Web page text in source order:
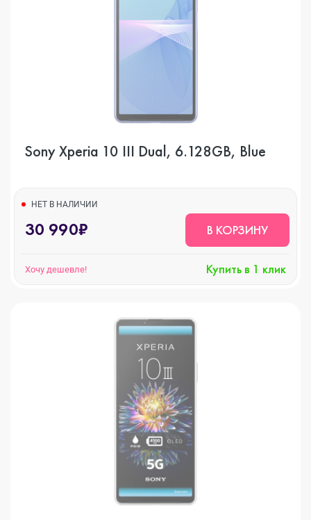
Sony Xperia 10 III Dual, 6.128GB, Blue
НЕТ В НАЛИЧИИ
30 990₽ В КОРЗИНУ
Хочу дешевле! Купить в 1 клик